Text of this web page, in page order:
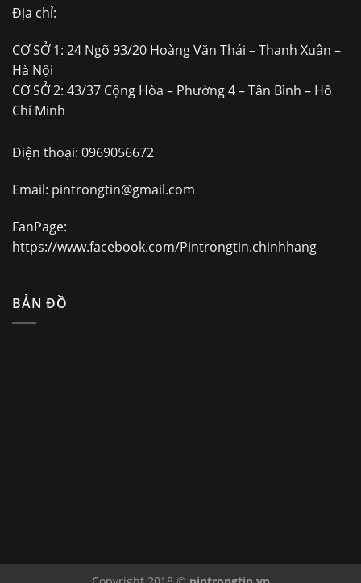
Địa chỉ:
CƠ SỞ 1: 24 Ngõ 93/20 Hoàng Văn Thái – Thanh Xuân –
Hà Nội
CƠ SỞ 2: 43/37 Cộng Hòa – Phường 4 – Tân Bình – Hồ
Chí Minh
Điện thoại: 0969056672
Email: pintrongtin@gmail.com
FanPage:
https://www.facebook.com/Pintrongtin.chinhhang
BẢN ĐỒ